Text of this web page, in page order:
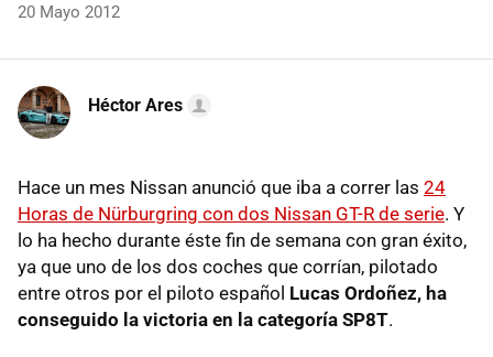
20 Mayo 2012
Héctor Ares
Hace un mes Nissan anunció que iba a correr las 24
Horas de Nürburgring con dos Nissan GT-R de serie. Y
lo ha hecho durante éste fin de semana con gran éxito,
ya que uno de los dos coches que corrían, pilotado
entre otros por el piloto español Lucas Ordoñez, ha
conseguido la victoria en la categoría SP8T.